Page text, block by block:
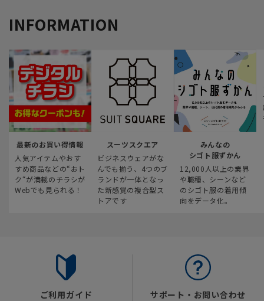
INFORMATION
最新のお買い得情報
人気アイテムやおす
すめ商品などの“おト
ク“が満載のチラシが
Webでも見られる！
スーツスクエア
ビジネスウェアがな
んでも揃う、4つのブ
ランドが一体となっ
た新感覚の複合型ス
トアです
みんなの
シゴト服ずかん
12,000人以上の業界
や職種、シーンなど
のシゴト服の着用傾
向をデータ化。
ご利用ガイド サポート・お問い合わせ